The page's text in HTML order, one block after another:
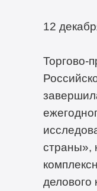
12
Торгово-
страны»,
делового